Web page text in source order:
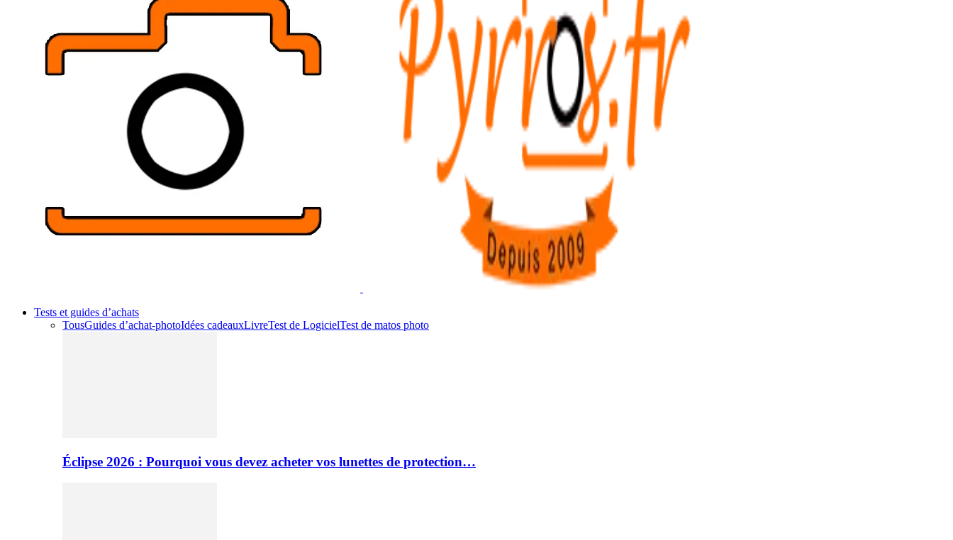
Tests et guides d’achats
TousGuides d’achat-photoIdées cadeauxLivreTest de LogicielTest de matos photo
Éclipse 2026 : Pourquoi vous devez acheter vos lunettes de protection…